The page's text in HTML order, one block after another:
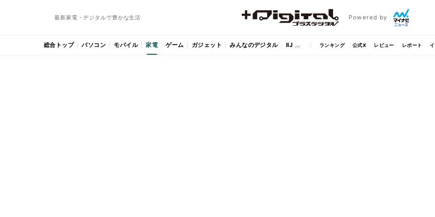
最新家電・デジタルで豊かな生活 Powered by
総合トップ パソコン モバイル 家電 ゲーム ガジェット みんなのデジタル IIJ ランキング 公式X レビュー レポート